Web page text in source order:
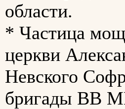
области.
* Частица
церкви
Невского
бригады ВВ